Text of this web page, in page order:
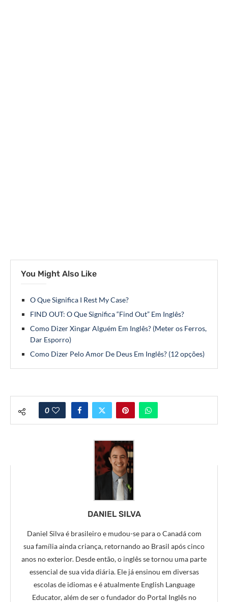
You Might Also Like
O Que Significa I Rest My Case?
FIND OUT: O Que Significa “Find Out” Em Inglês?
Como Dizer Xingar Alguém Em Inglês? (Meter os Ferros,
Dar Esporro)
Como Dizer Pelo Amor De Deus Em Inglês? (12 opções)
0
DANIEL SILVA
Daniel Silva é brasileiro e mudou-se para o Canadá com
sua família ainda criança, retornando ao Brasil após cinco
anos no exterior. Desde então, o inglês se tornou uma parte
essencial de sua vida diária. Ele já ensinou em diversas
escolas de idiomas e é atualmente English Language
Educator, além de ser o fundador do Portal Inglês no